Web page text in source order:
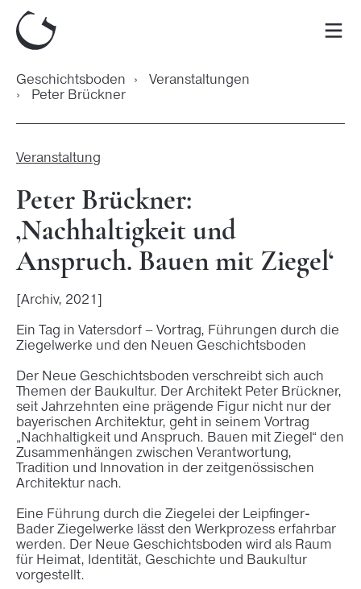
Inhalt
springen
Geschichtsboden › Veranstaltungen
› Peter Brückner
Veranstaltung
Peter Brückner:
‚Nachhaltigkeit und
Anspruch. Bauen mit Ziegel‘
[Archiv, 2021]
Ein Tag in Vatersdorf – Vortrag, Führungen durch die
Ziegelwerke und den Neuen Geschichtsboden
Der Neue Geschichtsboden verschreibt sich auch
Themen der Baukultur. Der Architekt Peter Brückner,
seit Jahrzehnten eine prägende Figur nicht nur der
bayerischen Architektur, geht in seinem Vortrag
„Nachhaltigkeit und Anspruch. Bauen mit Ziegel“ den
Zusammenhängen zwischen Verantwortung,
Tradition und Innovation in der zeitgenössischen
Architektur nach.
Eine Führung durch die Ziegelei der Leipfinger-
Bader Ziegelwerke lässt den Werkprozess erfahrbar
werden. Der Neue Geschichtsboden wird als Raum
für Heimat, Identität, Geschichte und Baukultur
vorgestellt.